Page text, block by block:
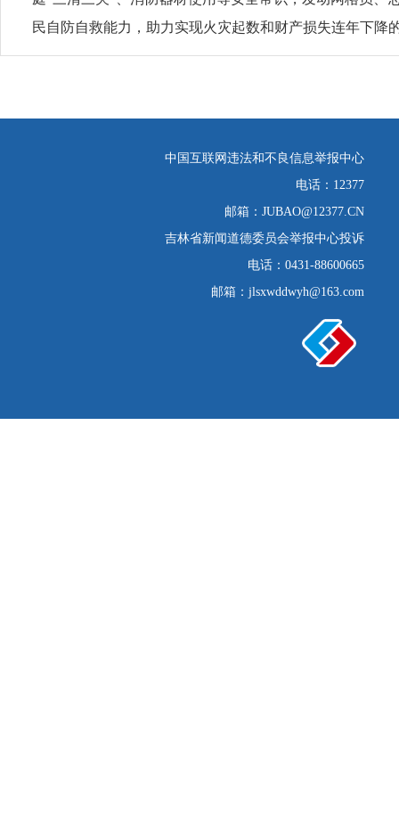
民自防自救能力，助力实现火灾起数和财产损失连年下降
中国互联网违法和不良信息举报中心
电话：12377
邮箱：JUBAO@12377.CN
吉林省新闻道德委员会举报中心投诉
电话：0431-88600665
邮箱：jlsxwddwyh@163.com